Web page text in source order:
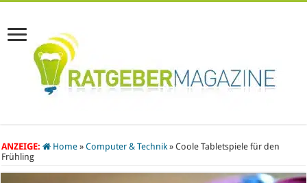
ANZEIGE: Home » Computer & Technik » Coole Tabletspiele für den
Frühling